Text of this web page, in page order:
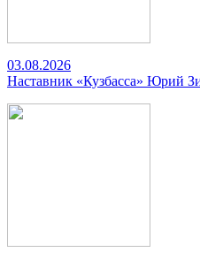
03.08.2026
Наставник «Кузбасса» Юрий